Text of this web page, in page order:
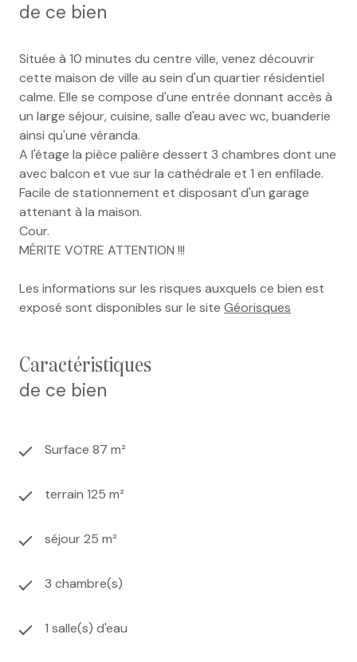
de ce bien
Située à 10 minutes du centre ville, venez découvrir
cette maison de ville au sein d'un quartier résidentiel
calme. Elle se compose d'une entrée donnant accès à
un large séjour, cuisine, salle d'eau avec wc, buanderie
ainsi qu'une véranda.
A l'étage la pièce palière dessert 3 chambres dont une
avec balcon et vue sur la cathédrale et 1 en enfilade.
Facile de stationnement et disposant d'un garage
attenant à la maison.
Cour.
MÉRITE VOTRE ATTENTION !!!
Les informations sur les risques auxquels ce bien est
exposé sont disponibles sur le site Géorisques
caractéristiques
de ce bien
Surface 87 m²
terrain 125 m²
séjour 25 m²
3 chambre(s)
1 salle(s) d'eau